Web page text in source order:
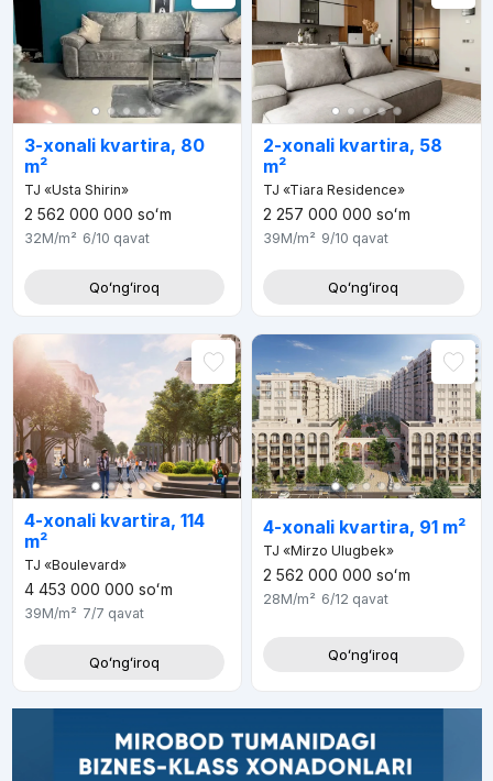
3-xonali kvartira, 80
m²
TJ «Usta Shirin»
2 562 000 000 soʻm
32M/m² 6/10 qavat
Qoʻngʻiroq
2-xonali kvartira, 58
m²
TJ «Tiara Residence»
2 257 000 000 soʻm
39M/m² 9/10 qavat
Qoʻngʻiroq
4-xonali kvartira, 114
m²
TJ «Boulevard»
4 453 000 000 soʻm
39M/m² 7/7 qavat
Qoʻngʻiroq
4-xonali kvartira, 91 m²
TJ «Mirzo Ulugbek»
2 562 000 000 soʻm
28M/m² 6/12 qavat
Qoʻngʻiroq